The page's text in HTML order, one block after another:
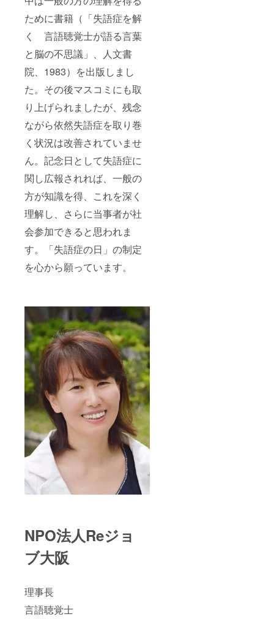
ために書籍（「失語症を解
く 言語聴覚士が語る言葉
と脳の不思議」、人文書
院、1983）を出版しまし
た。その後マスコミにも取
り上げられましたが、残念
ながら依然失語症を取り巻
く状況は改善されていませ
ん。記念日として失語症に
関し広報されれば、一般の
方が知識を得、これを深く
理解し、さらに当事者が社
会参加できると思われま
す。「失語症の日」の制定
を心から願っています。
NPO法人Reジョ
ブ大阪
理事長
言語聴覚士